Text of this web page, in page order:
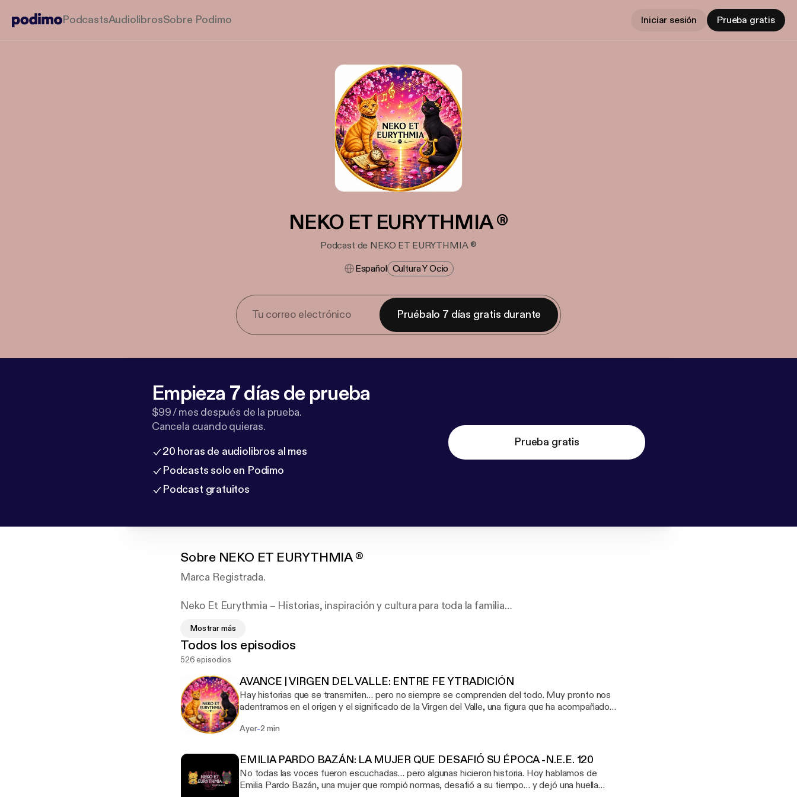
PodcastsAudiolibrosSobre Podimo Iniciar sesión Prueba gratis
NEKO ET EURYTHMIA ®
Podcast de NEKO ET EURYTHMIA ®
Español Cultura Y Ocio
Pruébalo 7 días gratis durante
Empieza 7 días de prueba
$99 / mes después de la prueba.
Cancela cuando quieras.
20 horas de audiolibros al mes
Podcasts solo en Podimo
Podcast gratuitos
Prueba gratis
Sobre NEKO ET EURYTHMIA ®
Marca Registrada.
Neko Et Eurythmia – Historias, inspiración y cultura para toda la familia
Descubre un espacio donde cada día de la semana te sorprende con algo diferente:
Un podcast cultural y familiar donde conviven la historia, la creatividad y la emoción de contar.
Más información en 👉https://nekoeteurythmia.com/
Mostrar más
Todos los episodios
526 episodios
AVANCE | VIRGEN DEL VALLE: ENTRE FE Y TRADICIÓN
Hay historias que se transmiten… pero no siempre se comprenden del todo. Muy pronto nos
adentramos en el origen y el significado de la Virgen del Valle, una figura que ha acompañado a
profunda — La devoción que la rodea — Y el legado que sigue vivo hoy Esto es solo un
cultura, tradición y emoción… prepárate, porque este episodio viene fuerte
Ayer-2 min
EMILIA PARDO BAZÁN: LA MUJER QUE DESAFIÓ SU ÉPOCA -N.E.E. 120
No todas las voces fueron escuchadas… pero algunas hicieron historia. Hoy hablamos de
Emilia Pardo Bazán, una mujer que rompió normas, desafió a su tiempo… y dejó una huella